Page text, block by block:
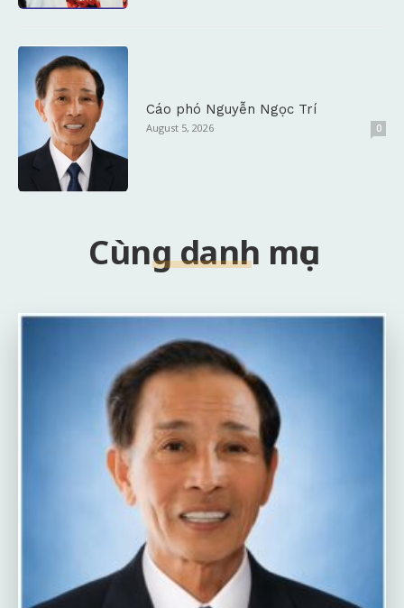
Cáo phó Nguyễn Ngọc Trí
August 5, 2026 0
Cùng danh mục